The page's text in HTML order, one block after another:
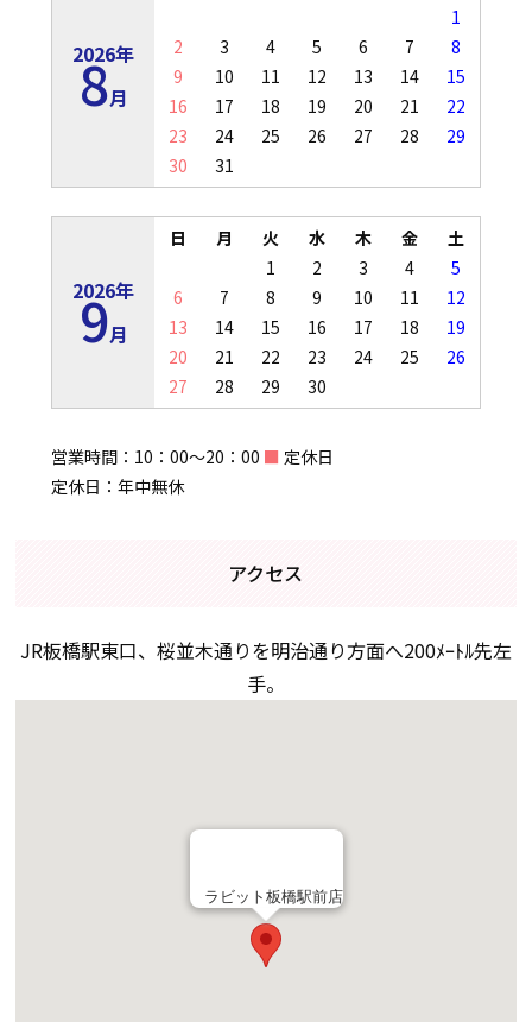
2026年
8月
1
2
3 4 5 6 7
8
9
10 11 12 13 14
15
16
17 18 19 20 21
22
23
24 25 26 27 28
29
30
31
2026年
9月
日 月 火 水 木 金
土
1
2 3 4
5
6
7 8 9 10 11
12
13
14 15 16 17 18
19
20
21 22 23 24 25
26
27
28 29 30
営業時間：10：00～20：00 ■ 定休日
定休日：年中無休
アクセス
JR板橋駅東口、桜並木通りを明治通り方面へ200ﾒｰﾄﾙ先左
手。
ラビット板橋駅前店